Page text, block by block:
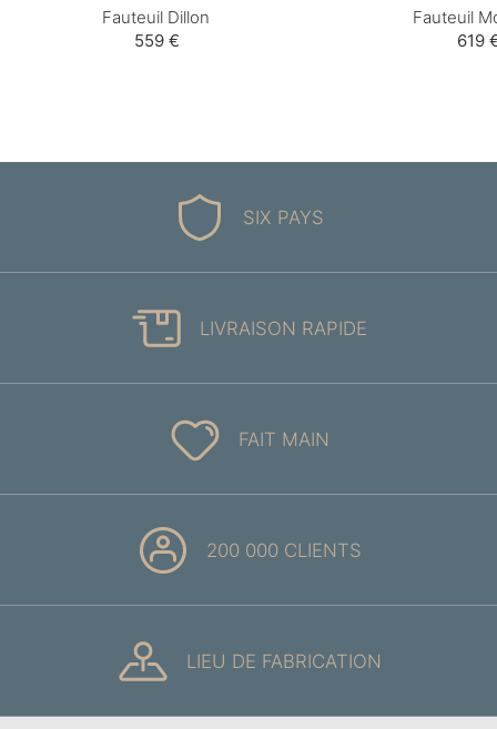
Fauteuil Dillon
559 €
Fauteuil
619
SIX PAYS
LIVRAISON RAPIDE
FAIT MAIN
200 000 CLIENTS
LIEU DE FABRICATION